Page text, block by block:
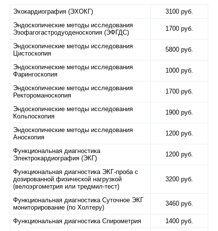
Эхокардиография (ЭХОКГ)
3100 руб.
Эндоскопические методы исследования
Эзофагогастродуоденоскопия (ЭФГДС)
1700 руб.
Эндоскопические методы исследования
Цистоскопия
5800 руб.
Эндоскопические методы исследования
Фарингоскопия
1000 руб.
Эндоскопические методы исследования
Ректороманоскопия
1700 руб.
Эндоскопические методы исследования
Кольпоскопия
1900 руб.
Эндоскопические методы исследования
Аноскопия
1200 руб.
Функциональная диагностика
Электрокардиография (ЭКГ)
1200 руб.
Функциональная диагностика ЭКГ-проба с
дозированной физической нагрузкой
(велоэргометрия или тредмил-тест)
3200 руб.
Функциональная диагностика Суточное ЭКГ
мониторирование (по Холтеру)
3460 руб.
Функциональная диагностика Спирометрия
1400 руб.